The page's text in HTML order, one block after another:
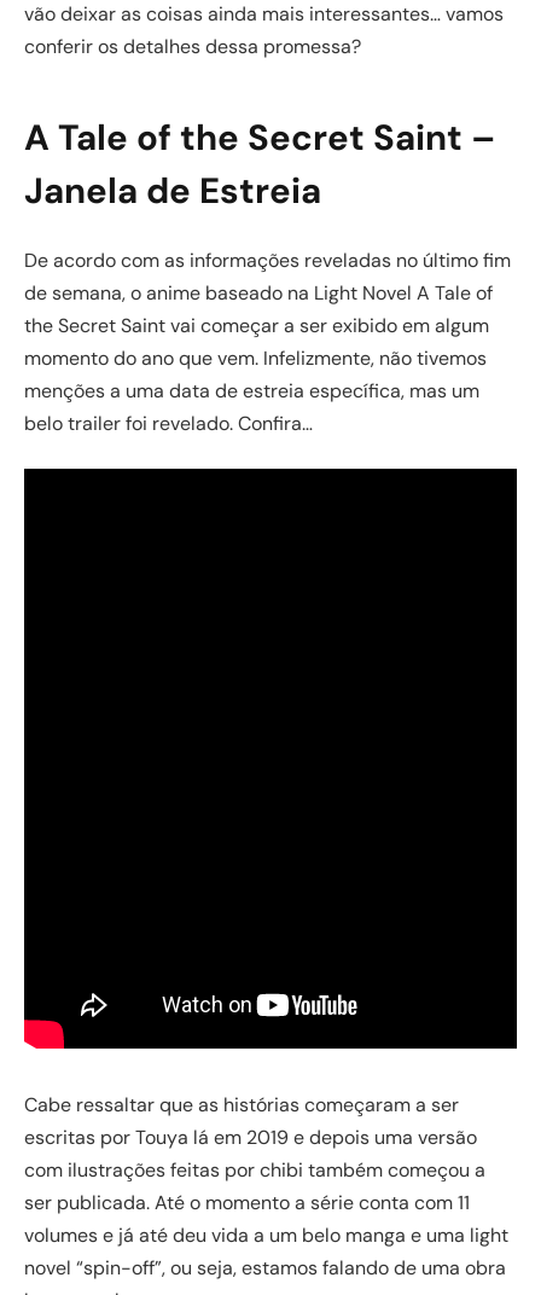
vão deixar as coisas ainda mais interessantes… vamos
conferir os detalhes dessa promessa?
A Tale of the Secret Saint –
Janela de Estreia
De acordo com as informações reveladas no último fim
de semana, o anime baseado na Light Novel A Tale of
the Secret Saint vai começar a ser exibido em algum
momento do ano que vem. Infelizmente, não tivemos
menções a uma data de estreia específica, mas um
belo trailer foi revelado. Confira…
Cabe ressaltar que as histórias começaram a ser
escritas por Touya lá em 2019 e depois uma versão
com ilustrações feitas por chibi também começou a
ser publicada. Até o momento a série conta com 11
volumes e já até deu vida a um belo manga e uma light
novel “spin-off”, ou seja, estamos falando de uma obra